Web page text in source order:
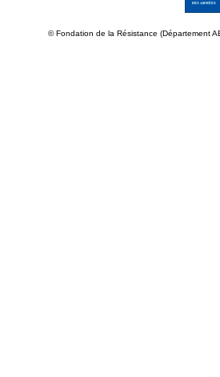
© Fondation de la Résistance (Département